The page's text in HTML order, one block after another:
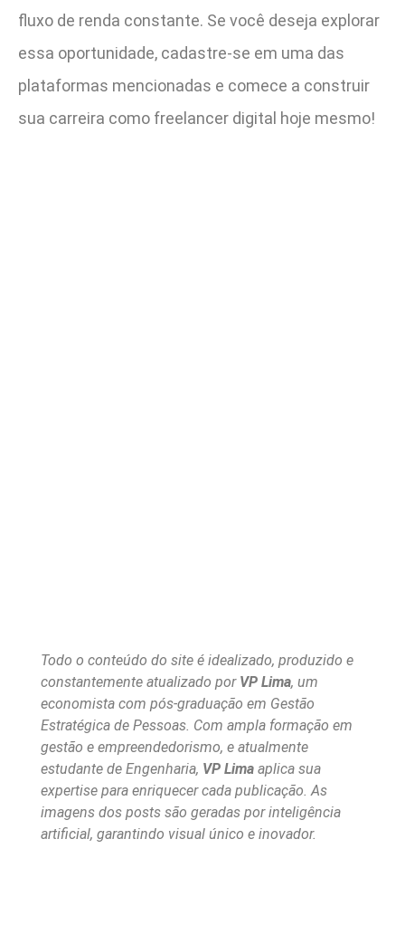
fluxo de renda constante. Se você deseja explorar
essa oportunidade, cadastre-se em uma das
plataformas mencionadas e comece a construir
sua carreira como freelancer digital hoje mesmo!
Todo o conteúdo do site é idealizado, produzido e
constantemente atualizado por VP Lima, um
economista com pós-graduação em Gestão
Estratégica de Pessoas. Com ampla formação em
gestão e empreendedorismo, e atualmente
estudante de Engenharia, VP Lima aplica sua
expertise para enriquecer cada publicação. As
imagens dos posts são geradas por inteligência
artificial, garantindo visual único e inovador.